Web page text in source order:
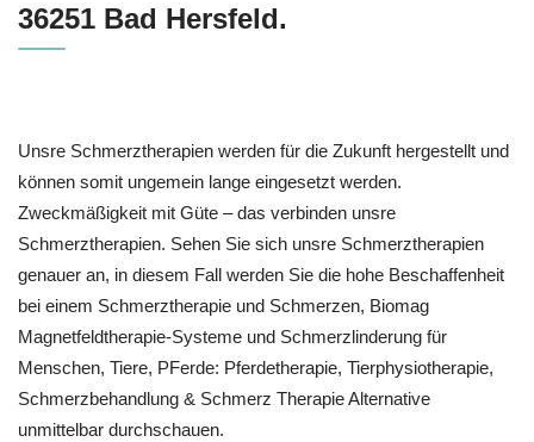
36251 Bad Hersfeld.
Unsre Schmerztherapien werden für die Zukunft hergestellt und
können somit ungemein lange eingesetzt werden.
Zweckmäßigkeit mit Güte – das verbinden unsre
Schmerztherapien. Sehen Sie sich unsre Schmerztherapien
genauer an, in diesem Fall werden Sie die hohe Beschaffenheit
bei einem Schmerztherapie und Schmerzen, Biomag
Magnetfeldtherapie-Systeme und Schmerzlinderung für
Menschen, Tiere, PFerde: Pferdetherapie, Tierphysiotherapie,
Schmerzbehandlung & Schmerz Therapie Alternative
unmittelbar durchschauen.